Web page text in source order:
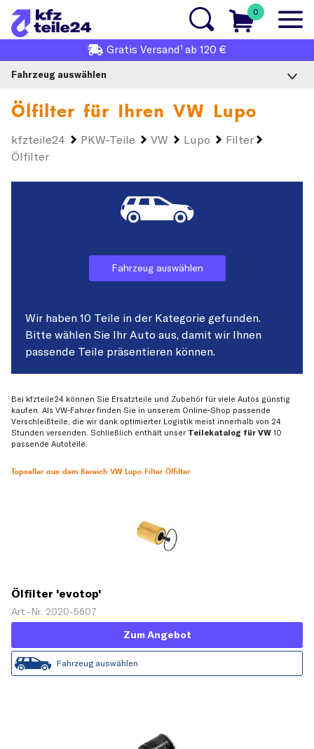
0
Gratis Versand1 ab 120 €
Fahrzeug auswählen
Ölfilter für Ihren VW Lupo
kfzteile24 PKW-Teile VW Lupo
Filter
Ölfilter
Fahrzeug auswählen
Wir haben 10 Teile in der Kategorie gefunden.
Bitte wählen Sie Ihr Auto aus, damit wir Ihnen
passende Teile präsentieren können.
Bei kfzteile24 können Sie Ersatzteile und Zubehör für viele Autos günstig
kaufen. Als VW-Fahrer finden Sie in unserem Online-Shop passende
Verschleißteile, die wir dank optimierter Logistik meist innerhalb von 24
Stunden versenden. Schließlich enthält unser Teilekatalog für VW 10
passende Autoteile.
Topseller aus dem Bereich VW Lupo Filter Ölfilter
Ölfilter 'evotop'
Art.-Nr. 2020-5607
Zum Angebot
Fahrzeug auswählen